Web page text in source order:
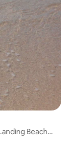
Beach